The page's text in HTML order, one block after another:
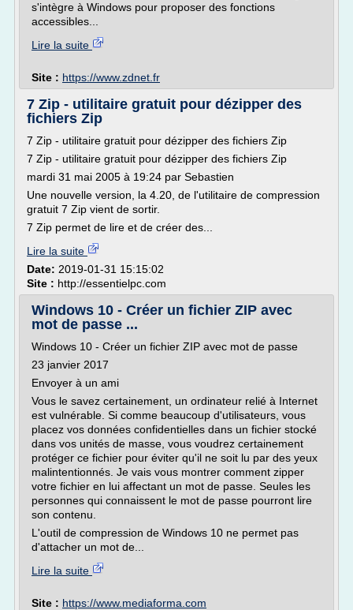
s'intègre à Windows pour proposer des fonctions
accessibles...
Lire la suite
Site : https://www.zdnet.fr
7 Zip - utilitaire gratuit pour dézipper des
fichiers Zip
7 Zip - utilitaire gratuit pour dézipper des fichiers Zip
7 Zip - utilitaire gratuit pour dézipper des fichiers Zip
mardi 31 mai 2005 à 19:24 par Sebastien
Une nouvelle version, la 4.20, de l'utilitaire de compression
gratuit 7 Zip vient de sortir.
7 Zip permet de lire et de créer des...
Lire la suite
Date: 2019-01-31 15:15:02
Site : http://essentielpc.com
Windows 10 - Créer un fichier ZIP avec
mot de passe ...
Windows 10 - Créer un fichier ZIP avec mot de passe
23 janvier 2017
Envoyer à un ami
Vous le savez certainement, un ordinateur relié à Internet
est vulnérable. Si comme beaucoup d'utilisateurs, vous
placez vos données confidentielles dans un fichier stocké
dans vos unités de masse, vous voudrez certainement
protéger ce fichier pour éviter qu'il ne soit lu par des yeux
malintentionnés. Je vais vous montrer comment zipper
votre fichier en lui affectant un mot de passe. Seules les
personnes qui connaissent le mot de passe pourront lire
son contenu.
L'outil de compression de Windows 10 ne permet pas
d'attacher un mot de...
Lire la suite
Site : https://www.mediaforma.com